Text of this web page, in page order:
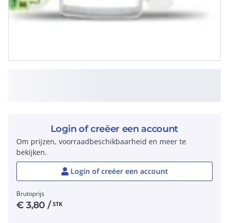
Login of creëer een account
Om prijzen, voorraadbeschikbaarheid en meer te
bekijken.
Login of creëer een account
Brutoprijs
€3,80 / STK